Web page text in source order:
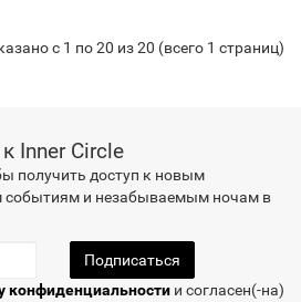
с 1 по 20 из 20 (всего 1 страниц)
Inner Circle
получить доступ к новым
событиям и незабываемым ночам в
Подписаться
конфиденциальности и согласен(-на)